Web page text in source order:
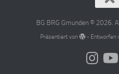
BG BRG Gmunden © 2026.
Präsentiert von - Entworfen